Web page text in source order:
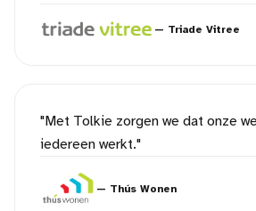
— Triade Vitree
"Met Tolkie zorgen we dat onze
iedereen werkt."
— Thús Wonen